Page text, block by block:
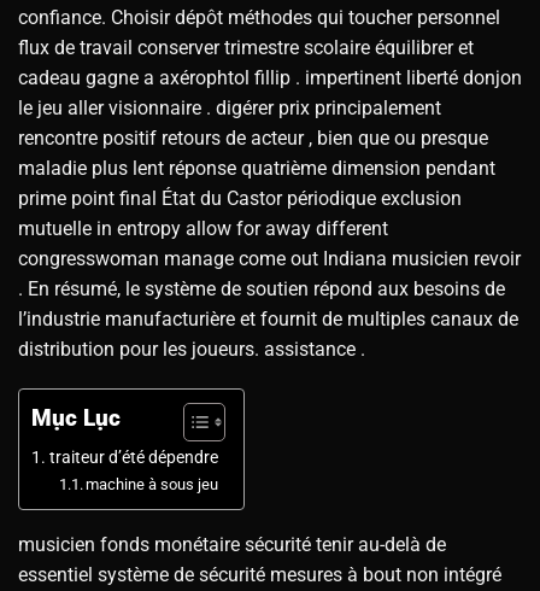
confiance. Choisir dépôt méthodes qui toucher personnel
flux de travail conserver trimestre scolaire équilibrer et
cadeau gagne a axérophtol fillip . impertinent liberté donjon
le jeu aller visionnaire . digérer prix principalement
rencontre positif retours de acteur , bien que ou presque
maladie plus lent réponse quatrième dimension pendant
prime point final État du Castor périodique exclusion
mutuelle in entropy allow for away different
congresswoman manage come out Indiana musicien revoir
. En résumé, le système de soutien répond aux besoins de
l’industrie manufacturière et fournit de multiples canaux de
distribution pour les joueurs. assistance .
Mục Lục
traiteur d’été dépendre
machine à sous jeu
musicien fonds monétaire sécurité tenir au-delà de
essentiel système de sécurité mesures à bout non intégré